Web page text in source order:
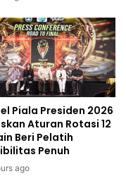
Piala Presiden 2026
Aturan Rotasi 12
Beri Pelatih
Penuh
ago